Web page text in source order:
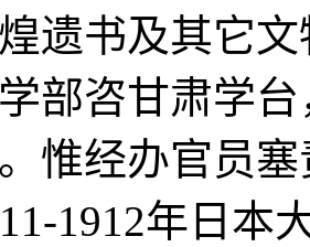
遗书及其它
部咨甘肃学
惟经办官员
1912年日本